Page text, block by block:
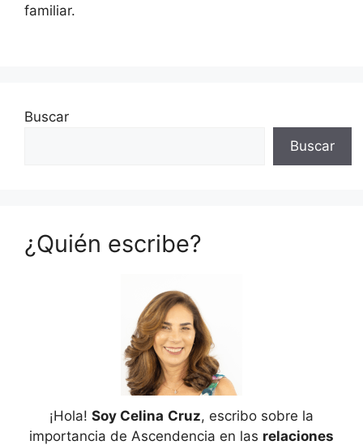
familiar.
Buscar
Buscar
¿Quién escribe?
¡Hola! Soy Celina Cruz, escribo sobre la
importancia de Ascendencia en las relaciones